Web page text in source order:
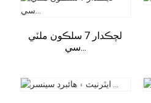
لچڪدار 7 سلڪون ملٽي
سي...